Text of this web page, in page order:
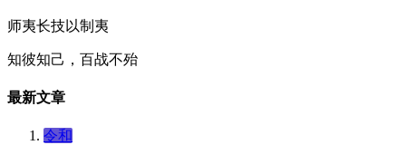
师夷长技以制夷
知彼知己，百战不殆
最新文章
令和